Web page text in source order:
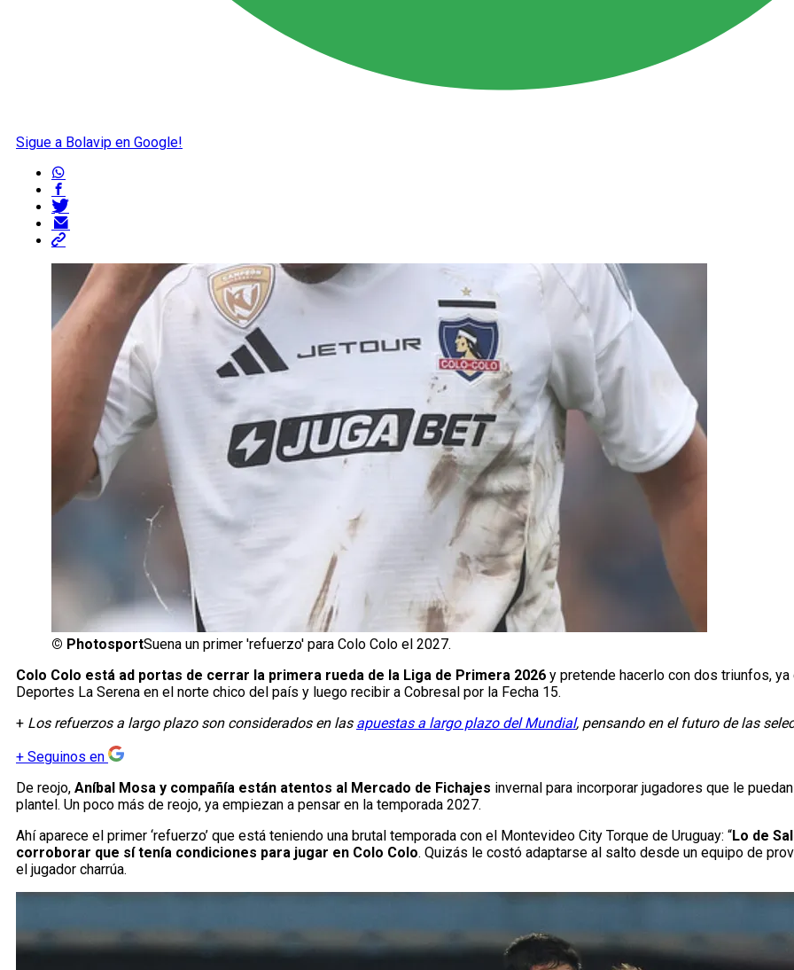
Sigue a Bolavip en Google!
© PhotosportSuena un primer 'refuerzo' para Colo Colo el 2027.
Colo Colo está ad portas de cerrar la primera rueda de la Liga de Primera 2026 y pretende hacerlo con dos triunfos,
Deportes La Serena en el norte chico del país y luego recibir a Cobresal por la Fecha 15.
+ Los refuerzos a largo plazo son considerados en las apuestas a largo plazo del Mundial, pensando en el futuro de las
+ Seguinos en
De reojo, Aníbal Mosa y compañía están atentos al Mercado de Fichajes invernal para incorporar jugadores que le
plantel. Un poco más de reojo, ya empiezan a pensar en la temporada 2027.
Ahí aparece el primer ‘refuerzo’ que está teniendo una brutal temporada con el Montevideo City Torque de Uruguay: “Lo de
corroborar que sí tenía condiciones para jugar en Colo Colo. Quizás le costó adaptarse al salto desde un equipo de
el jugador charrúa.